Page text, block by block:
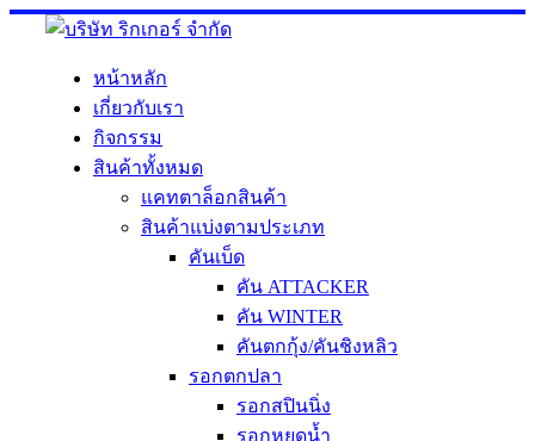
Skip
หน้าหลัก
เกี่ยวกับเรา
กิจกรรม
สินค้าทั้งหมด
แคทตาล็อกสินค้า
สินค้าแบ่งตามประเภท
คันเบ็ด
คัน ATTACKER
คัน WINTER
คันตกกุ้ง/คันชิงหลิว
รอกตกปลา
รอกสปินนิ่ง
รอกหยดน้ำ